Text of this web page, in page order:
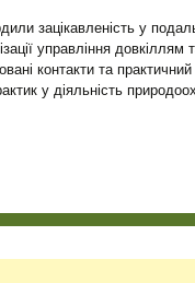
зацікавленість у
управління довкіллям
контакти та
у діяльність